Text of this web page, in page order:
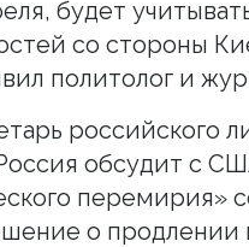
будет
со стороны
политолог и
российского
обсудит с
перемирия»
о продлении